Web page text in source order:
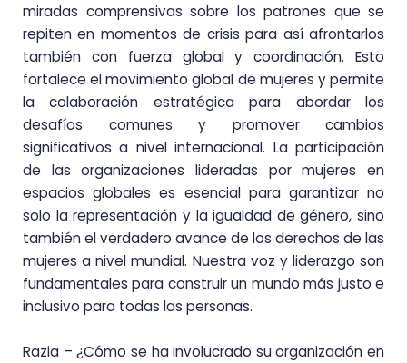
miradas comprensivas sobre los patrones que se
repiten en momentos de crisis para así afrontarlos
también con fuerza global y coordinación. Esto
fortalece el movimiento global de mujeres y permite
la colaboración estratégica para abordar los
desafíos comunes y promover cambios
significativos a nivel internacional. La participación
de las organizaciones lideradas por mujeres en
espacios globales es esencial para garantizar no
solo la representación y la igualdad de género, sino
también el verdadero avance de los derechos de las
mujeres a nivel mundial. Nuestra voz y liderazgo son
fundamentales para construir un mundo más justo e
inclusivo para todas las personas.
Razia – ¿Cómo se ha involucrado su organización en